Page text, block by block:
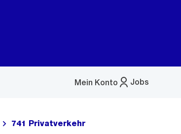
Jobs
Mein Konto
Menü
741 Privatverkehr